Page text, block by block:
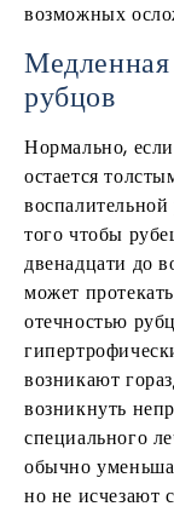
возможных
рубцов
Нормально,
остается
того чтобы
двенадцати до
может
отечностью
возникают
возникнуть
специального
обычно
но не исчезают